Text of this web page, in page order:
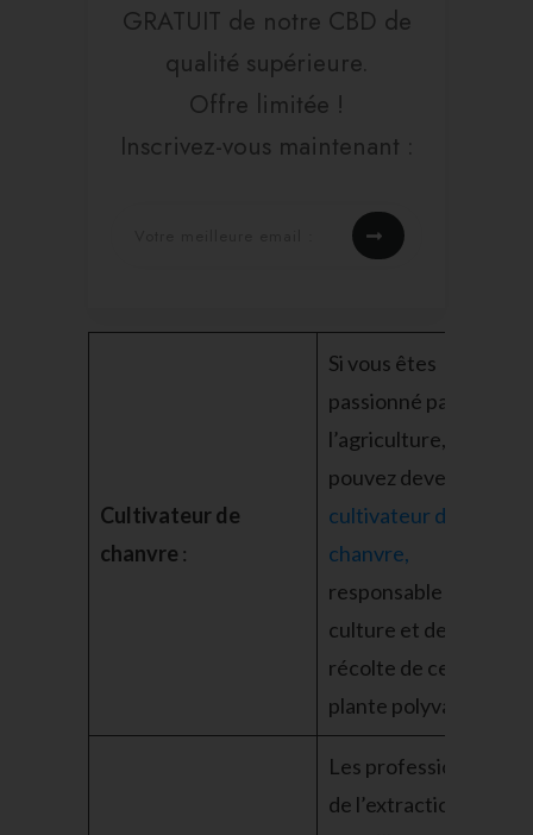
GRATUIT de notre CBD de
qualité supérieure.
Offre limitée !
Inscrivez-vous maintenant :
Cultivateur de
chanvre :
Si vous êtes
passionné par
l’agriculture, vous
pouvez devenir un
cultivateur de
chanvre,
responsable de la
culture et de la
récolte de cette
plante polyvalente.
Les professionnels
de l’extraction